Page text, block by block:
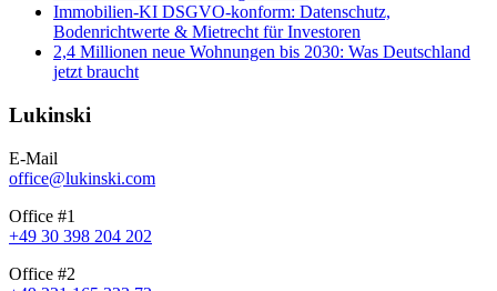
Immobilien-KI DSGVO-konform: Datenschutz,
Bodenrichtwerte & Mietrecht für Investoren
2,4 Millionen neue Wohnungen bis 2030: Was Deutschland
jetzt braucht
Lukinski
E-Mail
office@lukinski.com
Office #1
+49 30 398 204 202
Office #2